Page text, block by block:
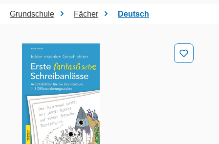
Grundschule Fächer Deutsch
Bildergalerie überspringen